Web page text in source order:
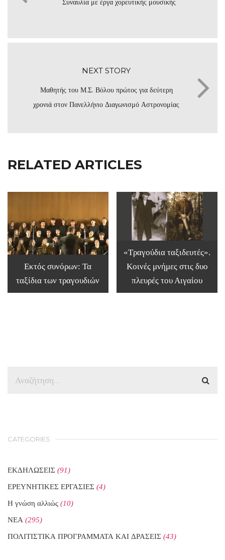
Συναυλία με έργα χορευτικής μουσικής
NEXT STORY
Μαθητής του Μ.Σ. Βόλου πρώτος για δεύτερη
χρονιά στον Πανελλήνιο Διαγωνισμό Αστρονομίας
RELATED ARTICLES
Εκτός συνόρων: Τα
ταξίδια των τραγουδιών
«Τραγούδια ταξιδευτές».
Κοινές μνήμες στις δυο
πλευρές του Αιγαίου
CATEGORIES
ΕΚΔΗΛΩΣΕΙΣ (91)
ΕΡΕΥΝΗΤΙΚΕΣ ΕΡΓΑΣΙΕΣ (4)
Η γνώση αλλιώς (10)
ΝΕΑ (295)
ΠΟΛΙΤΙΣΤΙΚΑ ΠΡΟΓΡΑΜΜΑΤΑ ΚΑΙ ΔΡΑΣΕΙΣ (43)